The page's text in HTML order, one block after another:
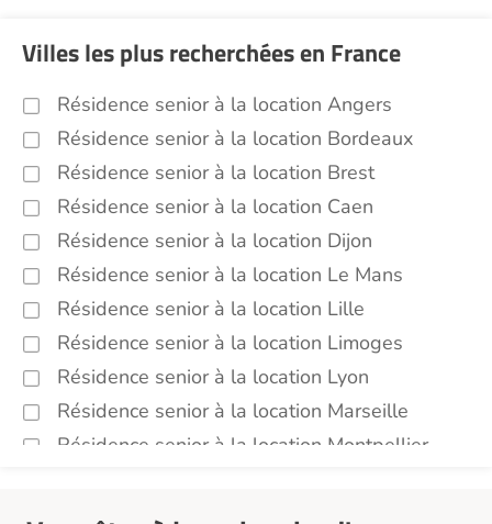
Villes les plus recherchées en France
Résidence senior à la location Angers
Résidence senior à la location Bordeaux
Résidence senior à la location Brest
Résidence senior à la location Caen
Résidence senior à la location Dijon
Résidence senior à la location Le Mans
Résidence senior à la location Lille
Résidence senior à la location Limoges
Résidence senior à la location Lyon
Résidence senior à la location Marseille
Résidence senior à la location Montpellier
Résidence senior à la location Nantes